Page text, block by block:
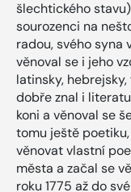
šlechtického
sourozenci na
radou, svého syna
věnoval se i jeho
latinsky,
dobře znal i
koni a věnoval se
tomu ještě
věnovat vlastní
města a začal se
roku 1775 až do